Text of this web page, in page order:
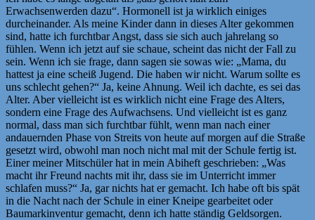
Erwachsenwerden dazu“. Hormonell ist ja wirklich einiges
durcheinander. Als meine Kinder dann in dieses Alter gekommen
sind, hatte ich furchtbar Angst, dass sie sich auch jahrelang so
fühlen. Wenn ich jetzt auf sie schaue, scheint das nicht der Fall zu
sein. Wenn ich sie frage, dann sagen sie sowas wie: „Mama, du
hattest ja eine scheiß Jugend. Die haben wir nicht. Warum sollte es
uns schlecht gehen?“ Ja, keine Ahnung. Weil ich dachte, es sei das
Alter. Aber vielleicht ist es wirklich nicht eine Frage des Alters,
sondern eine Frage des Aufwachsens. Und vielleicht ist es ganz
normal, dass man sich furchtbar fühlt, wenn man nach einer
andauernden Phase von Streits von heute auf morgen auf die Straße
gesetzt wird, obwohl man noch nicht mal mit der Schule fertig ist.
Einer meiner Mitschüler hat in mein Abiheft geschrieben: „Was
macht ihr Freund nachts mit ihr, dass sie im Unterricht immer
schlafen muss?“ Ja, gar nichts hat er gemacht. Ich habe oft bis spät
in die Nacht nach der Schule in einer Kneipe gearbeitet oder
Baumarkinventur gemacht, denn ich hatte ständig Geldsorgen.